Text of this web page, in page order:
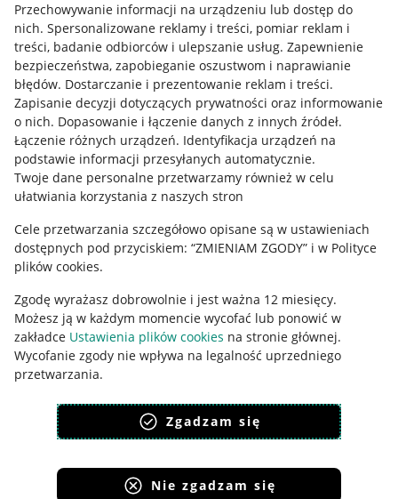
Przechowywanie informacji na urządzeniu lub dostęp do
nich. Spersonalizowane reklamy i treści, pomiar reklam i
treści, badanie odbiorców i ulepszanie usług. Zapewnienie
bezpieczeństwa, zapobieganie oszustwom i naprawianie
błędów. Dostarczanie i prezentowanie reklam i treści.
Zapisanie decyzji dotyczących prywatności oraz informowanie
o nich. Dopasowanie i łączenie danych z innych źródeł.
Łączenie różnych urządzeń. Identyfikacja urządzeń na
podstawie informacji przesyłanych automatycznie.
Twoje dane personalne przetwarzamy również w celu
ułatwiania korzystania z naszych stron
Cele przetwarzania szczegółowo opisane są w ustawieniach
dostępnych pod przyciskiem: “ZMIENIAM ZGODY” i w Polityce
plików cookies.
Zgodę wyrażasz dobrowolnie i jest ważna 12 miesięcy.
Możesz ją w każdym momencie wycofać lub ponowić w
zakładce Ustawienia plików cookies na stronie głównej.
Wycofanie zgody nie wpływa na legalność uprzedniego
przetwarzania.
polityka plików cookies
polityka ochrony prywatności
Zgadzam się
Nie zgadzam się
Mapa miejscowości
Informacje prawne
Regulamin
Polityka plików "cookies"
Ustawienia plików "cookies"
Udostępnianie lokalizacji
Informacje dla Aktu o Usługach Cyfrowych
Pobierz aplikację
Korzystanie z serwisu oznacza akceptacjęregulaminu